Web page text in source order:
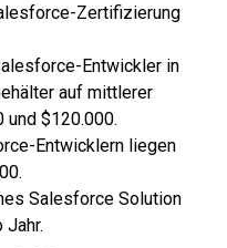
Zertifizierung
Entwickler in
auf mittlerer
und $120.000.
Entwicklern liegen
Salesforce Solution
Jahr.